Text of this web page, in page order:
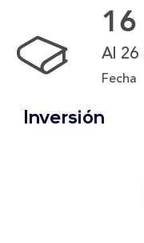
16
Al
Fecha
Inversión